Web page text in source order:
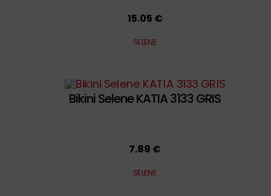
15.05 €
SELENE
Bikini Selene KATIA 3133 GRIS
7.89 €
SELENE